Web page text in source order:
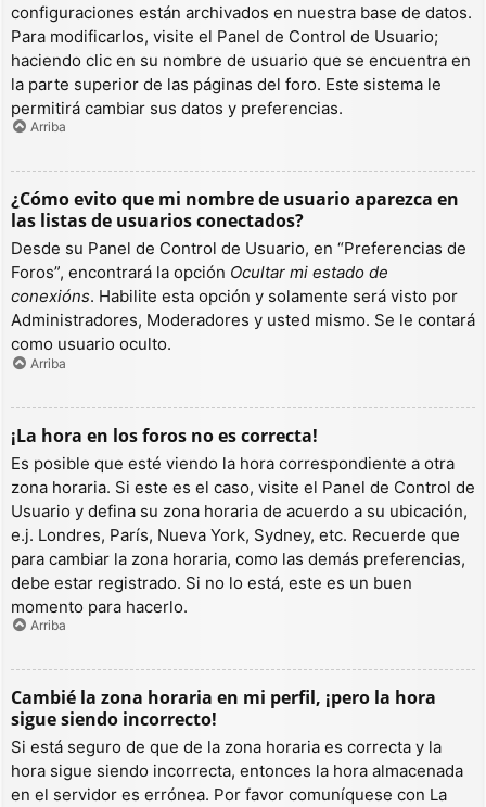
configuraciones están archivados en nuestra base de datos.
Para modificarlos, visite el Panel de Control de Usuario;
haciendo clic en su nombre de usuario que se encuentra en
la parte superior de las páginas del foro. Este sistema le
permitirá cambiar sus datos y preferencias.
Arriba
¿Cómo evito que mi nombre de usuario aparezca en
las listas de usuarios conectados?
Desde su Panel de Control de Usuario, en “Preferencias de
Foros”, encontrará la opción Ocultar mi estado de
conexións. Habilite esta opción y solamente será visto por
Administradores, Moderadores y usted mismo. Se le contará
como usuario oculto.
Arriba
¡La hora en los foros no es correcta!
Es posible que esté viendo la hora correspondiente a otra
zona horaria. Si este es el caso, visite el Panel de Control de
Usuario y defina su zona horaria de acuerdo a su ubicación,
e.j. Londres, París, Nueva York, Sydney, etc. Recuerde que
para cambiar la zona horaria, como las demás preferencias,
debe estar registrado. Si no lo está, este es un buen
momento para hacerlo.
Arriba
Cambié la zona horaria en mi perfil, ¡pero la hora
sigue siendo incorrecto!
Si está seguro de que de la zona horaria es correcta y la
hora sigue siendo incorrecta, entonces la hora almacenada
en el servidor es errónea. Por favor comuníquese con La